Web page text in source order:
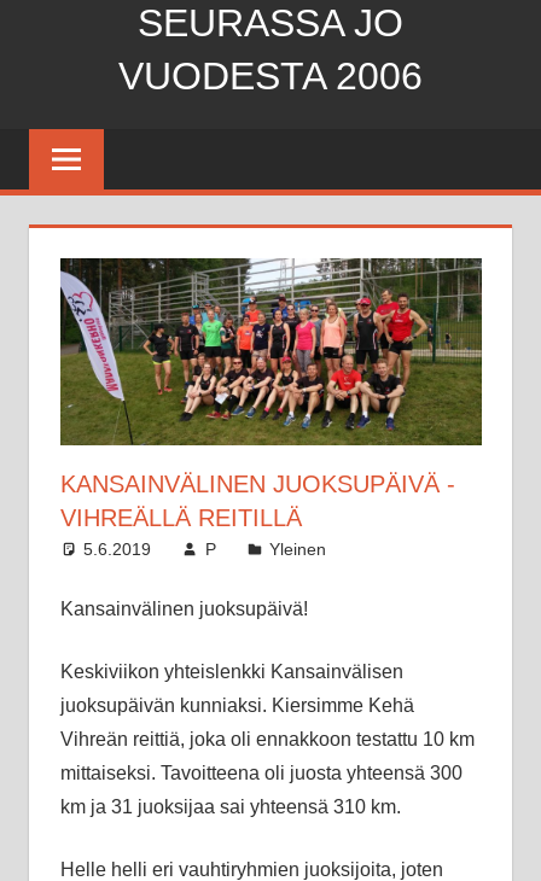
SEURASSA JO
VUODESTA 2006
Maratonkerho
KANSAINVÄLINEN JUOKSUPÄIVÄ -
VIHREÄLLÄ REITILLÄ
5.6.2019 P Yleinen
Kansainvälinen juoksupäivä!
Keskiviikon yhteislenkki Kansainvälisen
juoksupäivän kunniaksi. Kiersimme Kehä
Vihreän reittiä, joka oli ennakkoon testattu 10 km
mittaiseksi. Tavoitteena oli juosta yhteensä 300
km ja 31 juoksijaa sai yhteensä 310 km.
Helle helli eri vauhtiryhmien juoksijoita, joten